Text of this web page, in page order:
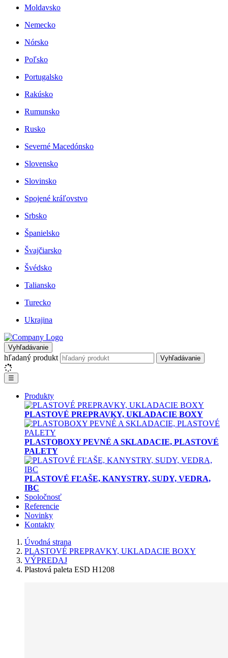
Moldavsko
Nemecko
Nórsko
Poľsko
Portugalsko
Rakúsko
Rumunsko
Rusko
Severné Macedónsko
Slovensko
Slovinsko
Spojené kráľovstvo
Srbsko
Španielsko
Švajčiarsko
Švédsko
Taliansko
Turecko
Ukrajina
Vyhľadávanie
hľadaný produkt Vyhľadávanie
☰
Produkty
PLASTOVÉ PREPRAVKY, UKLADACIE BOXY
PLASTOBOXY PEVNÉ A SKLADACIE, PLASTOVÉ
PALETY
PLASTOVÉ FĽAŠE, KANYSTRY, SUDY, VEDRA,
IBC
Spoločnosť
Referencie
Novinky
Kontakty
Úvodná strana
PLASTOVÉ PREPRAVKY, UKLADACIE BOXY
VÝPREDAJ
Plastová paleta ESD H1208